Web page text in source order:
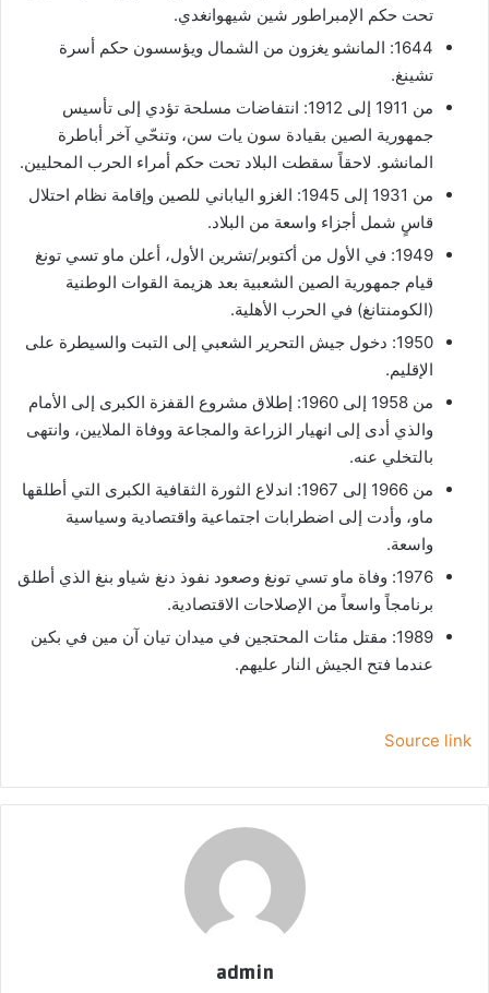
تحت حكم الإمبراطور شين شيهوانغدي.
1644: المانشو يغزون من الشمال ويؤسسون حكم أسرة
تشينغ.
من 1911 إلى 1912: انتفاضات مسلحة تؤدي إلى تأسيس
جمهورية الصين بقيادة سون يات سن، وتنحّي آخر أباطرة
المانشو. لاحقاً سقطت البلاد تحت حكم أمراء الحرب المحليين.
من 1931 إلى 1945: الغزو الياباني للصين وإقامة نظام احتلال
قاسٍ شمل أجزاء واسعة من البلاد.
1949: في الأول من أكتوبر/تشرين الأول، أعلن ماو تسي تونغ
قيام جمهورية الصين الشعبية بعد هزيمة القوات الوطنية
(الكومنتانغ) في الحرب الأهلية.
1950: دخول جيش التحرير الشعبي إلى التبت والسيطرة على
الإقليم.
من 1958 إلى 1960: إطلاق مشروع القفزة الكبرى إلى الأمام
والذي أدى إلى انهيار الزراعة والمجاعة ووفاة الملايين، وانتهى
بالتخلي عنه.
من 1966 إلى 1967: اندلاع الثورة الثقافية الكبرى التي أطلقها
ماو، وأدت إلى اضطرابات اجتماعية واقتصادية وسياسية
واسعة.
1976: وفاة ماو تسي تونغ وصعود نفوذ دنغ شياو بنغ الذي أطلق
برنامجاً واسعاً من الإصلاحات الاقتصادية.
1989: مقتل مئات المحتجين في ميدان تيان آن مين في بكين
عندما فتح الجيش النار عليهم.
Source link
admin